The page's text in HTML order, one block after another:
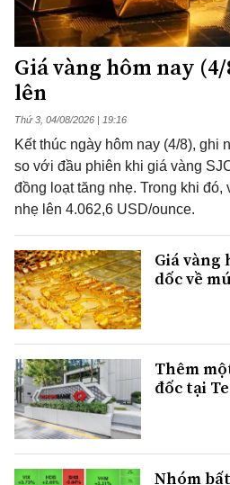
Giá vàng hôm nay
lên
Thứ 3, 04/08/2026 | 19:16
Kết thúc ngày hôm nay (4/8), ghi
so với đầu phiên khi giá vàng
đồng loạt tăng nhẹ. Trong khi
nhẹ lên 4.062,6 USD/ounce.
Giá vàng
dốc về
Thêm
đốc tại
Nhóm